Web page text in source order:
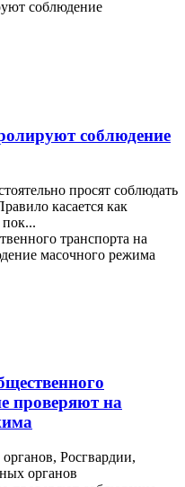
соблюдение
просят соблюдать
касается как
пок...
проверяют на
Росгвардии,
органов